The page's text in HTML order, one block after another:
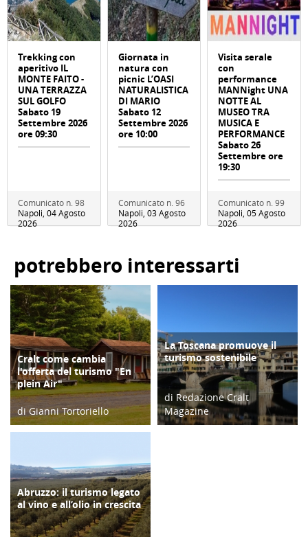
Trekking con
aperitivo IL
MONTE FAITO -
UNA TERRAZZA
SUL GOLFO
Sabato 19
Settembre 2026
ore 09:30
Comunicato n. 98
Napoli, 04 Agosto
2026
Giornata in
natura con
picnic L’OASI
NATURALISTICA
DI MARIO
Sabato 12
Settembre 2026
ore 10:00
Comunicato n. 96
Napoli, 03 Agosto
2026
Visita serale
con
performance
MANNight UNA
NOTTE AL
MUSEO TRA
MUSICA E
PERFORMANCE
Sabato 26
Settembre ore
19:30
Comunicato n. 99
Napoli, 05 Agosto
2026
potrebbero interessarti
COPERTINA
Cralt come cambia
l'offerta del turismo "En
plein Air"
di Gianni Tortoriello
19/03/22
TURISMO
La Toscana promuove il
turismo sostenibile
di Redazione Cralt
Magazine
TURISMO
Abruzzo: il turismo legato
al vino e all’olio in crescita